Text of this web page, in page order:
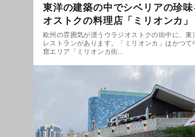
東洋の建築の中でシベリアの珍
オストクの料理店「ミリオンカ」
欧州の雰囲気が漂うウラジオストクの街中に、
レストランがあります。「ミリオンカ」はかつ
窟エリア「ミリオンカ街…